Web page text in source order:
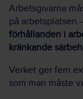
Arbetsgivarna
på arbetsplatsen
förhållanden i
kränkande
Verket ger fem
som man måste